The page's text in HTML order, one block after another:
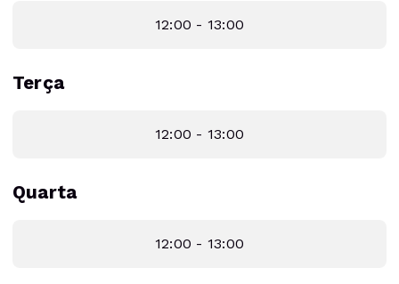
12:00 - 13:00
Terça
12:00 - 13:00
Quarta
12:00 - 13:00